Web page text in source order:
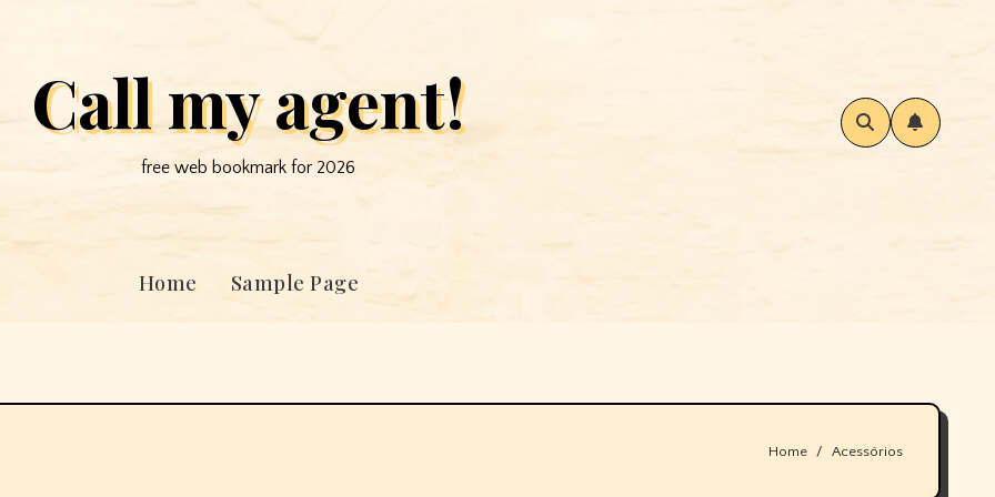
Call my agent!
free web bookmark for 2026
Home Sample Page
Home Acessórios